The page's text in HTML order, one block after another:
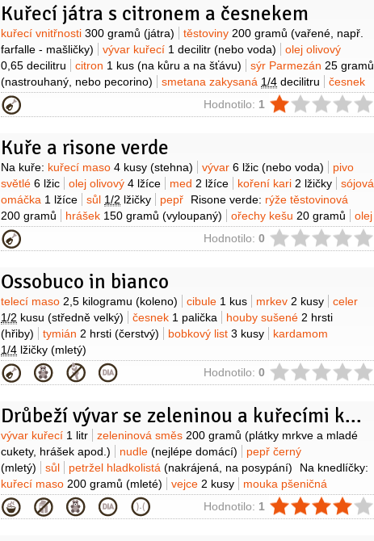
Kuřecí játra s citronem a česnekem
Suroviny
kuřecí vnitřnosti 300 gramů (játra) těstoviny 200 gramů (vařené, např.
farfalle - mašličky)
vývar kuřecí 1 decilitr (nebo voda)
olej olivový
0,65 decilitru
citron 1 kus (na kůru a na šťávu) sýr Parmezán 25 gramů
(nastrouhaný, nebo pecorino)
smetana zakysaná 1/4 decilitru
česnek
4 stroužky
(čerstvě nastrouhaný)
Kategorie Hodnotilo: 1
Kuře a risone verde
Suroviny
Na kuře: kuřecí maso 4 kusy (stehna) vývar 6 lžic (nebo voda)
pivo
světlé 6 lžic olej olivový 4 lžíce med 2 lžíce koření kari 2 lžičky
sójová
omáčka 1 lžíce sůl 1/2 lžičky pepř Risone verde: rýže těstovinová
200 gramů
hrášek 150 gramů (vyloupaný) ořechy kešu 20 gramů
olej
olivový
bylinky 20 gramů (čerstvé směs
)
česnek2 stroužky sýr Mozzarella200 gramů
Kategorie Hodnotilo: 0
Ossobuco in bianco
Suroviny
telecí maso 2,5 kilogramu (koleno) cibule 1 kus mrkev 2 kusy
celer
1/2 kusu (středně velký) česnek 1 palička houby sušené 2 hrsti
(hřiby)
tymián 2 hrsti (čerstvý) bobkový list 3 kusy
kardamom
1/4 lžičky (mletý)
Kategorie Hodnotilo: 0
Drůbeží vývar se zeleninou a kuřecími knedlíčky
Suroviny
vývar kuřecí 1 litr zeleninová směs 200 gramů (plátky mrkve a mladé
cukety, hrášek apod.)
nudle (nejlépe domácí)
pepř černý
(mletý)
sůl petržel hladkolistá (nakrájená, na posypání)
Na knedlíčky:
kuřecí maso 200 gramů (mleté) vejce 2 kusy
mouka pšeničná
polohrubá
2 lžíce muškátový květ pepř bílý (mletý) sůl
Kategorie Hodnotilo: 1